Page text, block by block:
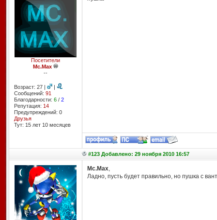
Посетители
Mc.Max
--
Возраст: 27 |
|
Сообщений: 91
Благодарности: 6/ 2
Репутация: 14
Предупреждений: 0
Друзья
Тут: 15 лет 10 месяцев
#123 Добавлено: 29 ноября 2010 16:57
Mc.Max,
Ладно, пусть будет правильно, но пушка с